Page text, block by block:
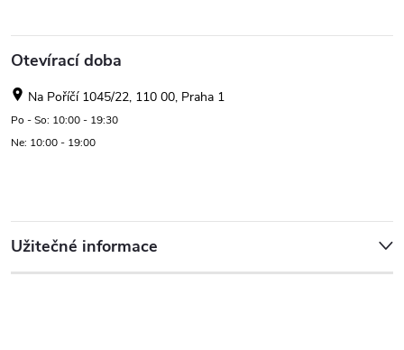
Otevírací doba
Na Poříčí 1045/22, 110 00, Praha 1
Po - So: 10:00 - 19:30
Ne: 10:00 - 19:00
Užitečné informace